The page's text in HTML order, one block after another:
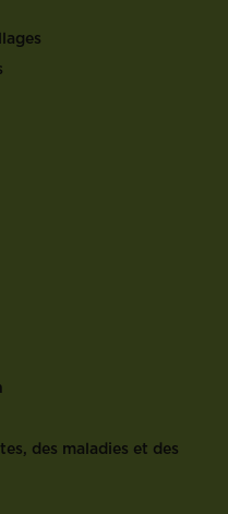
des maladies et des